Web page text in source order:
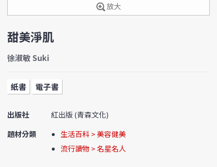
放大
甜美淨肌
徐淑敏 Suki
紙書 電子書
出版社
紅出版 (青森文化)
題材分類
生活百科 > 美容健美
流行讀物 > 名星名人